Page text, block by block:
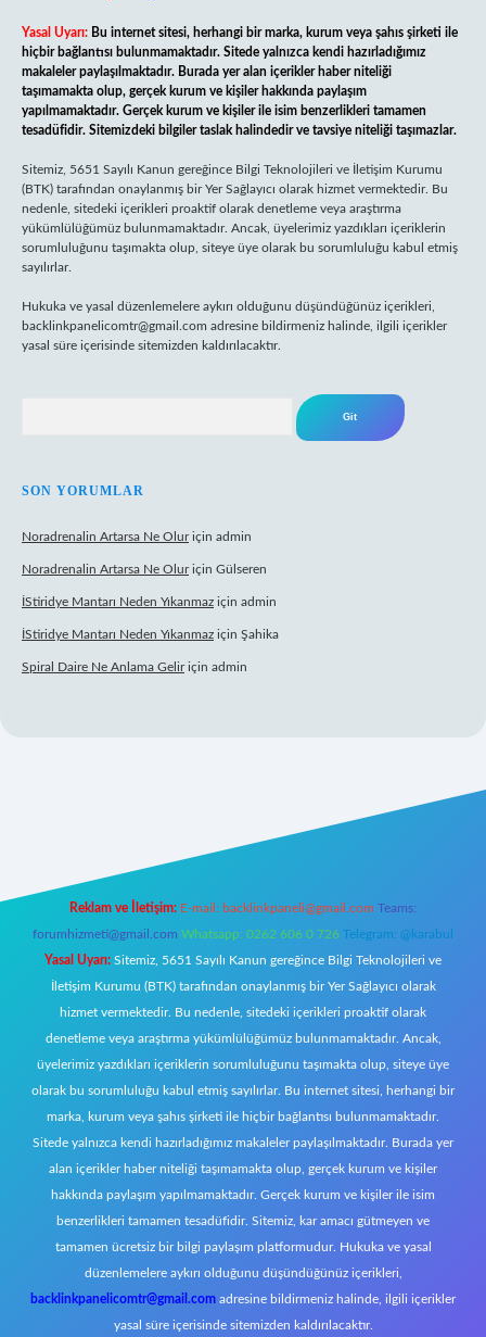
Yasal Uyarı: Bu internet sitesi, herhangi bir marka, kurum veya şahıs şirketi ile
hiçbir bağlantısı bulunmamaktadır. Sitede yalnızca kendi hazırladığımız
makaleler paylaşılmaktadır. Burada yer alan içerikler haber niteliği
taşımamakta olup, gerçek kurum ve kişiler hakkında paylaşım
yapılmamaktadır. Gerçek kurum ve kişiler ile isim benzerlikleri tamamen
tesadüfidir. Sitemizdeki bilgiler taslak halindedir ve tavsiye niteliği taşımazlar.
Sitemiz, 5651 Sayılı Kanun gereğince Bilgi Teknolojileri ve İletişim Kurumu
(BTK) tarafından onaylanmış bir Yer Sağlayıcı olarak hizmet vermektedir. Bu
nedenle, sitedeki içerikleri proaktif olarak denetleme veya araştırma
yükümlülüğümüz bulunmamaktadır. Ancak, üyelerimiz yazdıkları içeriklerin
sorumluluğunu taşımakta olup, siteye üye olarak bu sorumluluğu kabul etmiş
sayılırlar.
Hukuka ve yasal düzenlemelere aykırı olduğunu düşündüğünüz içerikleri,
backlinkpanelicomtr@gmail.com adresine bildirmeniz halinde, ilgili içerikler
yasal süre içerisinde sitemizden kaldırılacaktır.
SON YORUMLAR
Noradrenalin Artarsa Ne Oluriçin admin
Noradrenalin Artarsa Ne Oluriçin Gülseren
İStiridye Mantarı Neden Yıkanmaz için admin
İStiridye Mantarı Neden Yıkanmaz için Şahika
Spiral Daire Ne Anlama Geliriçin admin
Reklam ve İletişim: E-mail: backlinkpaneli@gmail.com Teams:
forumhizmeti@gmail.com Whatsapp: 0262 606 0 726 Telegram: @karabul
Yasal Uyarı: Sitemiz, 5651 Sayılı Kanun gereğince Bilgi Teknolojileri ve
İletişim Kurumu (BTK) tarafından onaylanmış bir Yer Sağlayıcı olarak
hizmet vermektedir. Bu nedenle, sitedeki içerikleri proaktif olarak
denetleme veya araştırma yükümlülüğümüz bulunmamaktadır. Ancak,
üyelerimiz yazdıkları içeriklerin sorumluluğunu taşımakta olup, siteye üye
olarak bu sorumluluğu kabul etmiş sayılırlar. Bu internet sitesi, herhangi bir
marka, kurum veya şahıs şirketi ile hiçbir bağlantısı bulunmamaktadır.
Sitede yalnızca kendi hazırladığımız makaleler paylaşılmaktadır. Burada yer
alan içerikler haber niteliği taşımamakta olup, gerçek kurum ve kişiler
hakkında paylaşım yapılmamaktadır. Gerçek kurum ve kişiler ile isim
benzerlikleri tamamen tesadüfidir. Sitemiz, kar amacı gütmeyen ve
tamamen ücretsiz bir bilgi paylaşım platformudur. Hukuka ve yasal
düzenlemelere aykırı olduğunu düşündüğünüz içerikleri,
backlinkpanelicomtr@gmail.com adresine bildirmeniz halinde, ilgili içerikler
yasal süre içerisinde sitemizden kaldırılacaktır.